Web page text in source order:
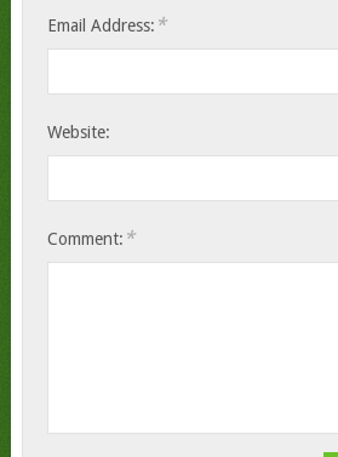
Email Address: *
Website:
Comment: *